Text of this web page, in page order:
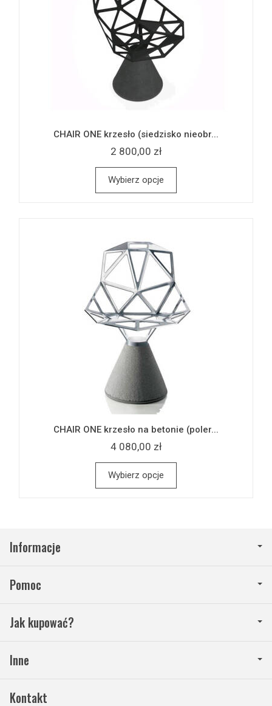
CHAIR ONE krzesło (siedzisko nieobr...
2 800,00 zł
Wybierz opcje
CHAIR ONE krzesło na betonie (poler...
4 080,00 zł
Wybierz opcje
Informacje
Pomoc
Jak kupować?
Inne
Kontakt